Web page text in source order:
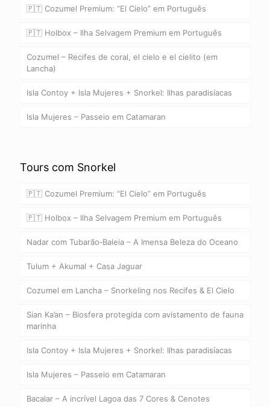
🇵🇹 Cozumel Premium: “El Cielo” em Português
🇵🇹 Holbox – Ilha Selvagem Premium em Português
Cozumel – Recifes de coral, el cielo e el cielito (em
Lancha)
Isla Contoy + Isla Mujeres + Snorkel: Ilhas paradisíacas
Isla Mujeres – Passeio em Catamaran
Tours com Snorkel
🇵🇹 Cozumel Premium: “El Cielo” em Português
🇵🇹 Holbox – Ilha Selvagem Premium em Português
Nadar com Tubarão‑Baleia – A Imensa Beleza do Oceano
Tulum + Akumal + Casa Jaguar
Cozumel em Lancha – Snorkeling nos Recifes & El Cielo
Sian Ka’an – Biosfera protegida com avistamento de fauna
marinha
Isla Contoy + Isla Mujeres + Snorkel: Ilhas paradisíacas
Isla Mujeres – Passeio em Catamaran
Bacalar – A incrível Lagoa das 7 Cores & Cenotes